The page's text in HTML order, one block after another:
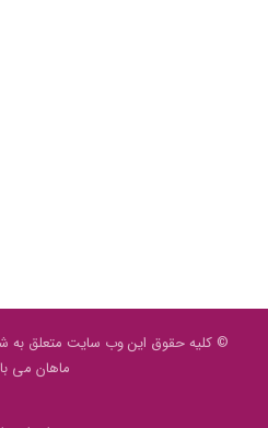
© کلیه حقوق این وب سایت متعلق به
ماهان می